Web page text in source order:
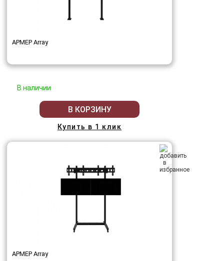
АРМЕР Array
В наличии
В КОРЗИНУ
Купить в 1 клик
АРМЕР Array